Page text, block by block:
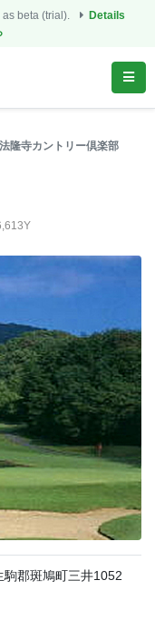
beta (trial).
Details
法隆寺カントリー倶楽部
郡斑鳩町三井1052